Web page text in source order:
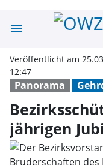
menu
Panorama
Veröffentlicht am
12:47
jährigen